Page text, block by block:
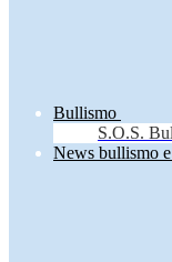
Bullismo
S.O.S.
News bullismo